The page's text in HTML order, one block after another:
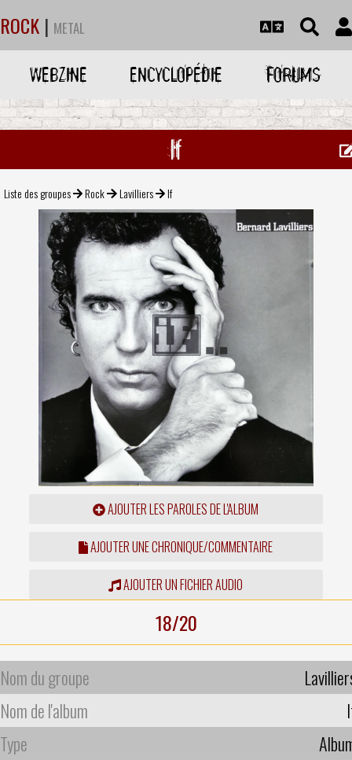
ROCK | METAL
WEBZINE ENCYCLOPÉDIE FORUMS
If
Liste des groupes Rock Lavilliers If
AJOUTER LES PAROLES DE L'ALBUM
AJOUTER UNE CHRONIQUE/COMMENTAIRE
AJOUTER UN FICHIER AUDIO
18/20
Nom du groupe
Nom de l'album
Type